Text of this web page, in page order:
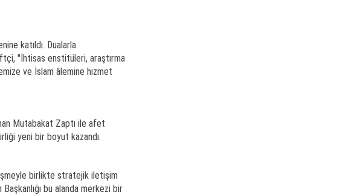
katıldı. Dualarla
"İhtisas enstitüleri, araştırma
ve İslam âlemine hizmet
Mutabakat Zaptı ile afet
yeni bir boyut kazandı.
birlikte stratejik iletişim
bu alanda merkezi bir